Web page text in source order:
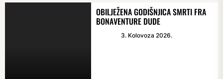
OBILJEŽENA GODIŠNJICA SMRTI FRA
BONAVENTURE DUDE
3. Kolovoza 2026.